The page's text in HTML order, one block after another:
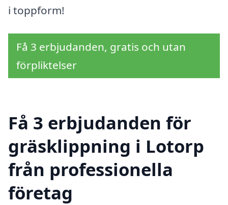
i toppform!
Få 3 erbjudanden, gratis och utan
förpliktelser
Få 3 erbjudanden för
gräsklippning i Lotorp
från professionella
företag